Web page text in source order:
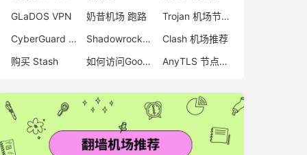
GLaDOS VPN
奶昔机场 跑路
Trojan 机场节点购买
CyberGuard 机场评测
Shadowrocket 机场
Clash 机场推荐
购买 Stash
如何访问Google AnyTLS 节点机场